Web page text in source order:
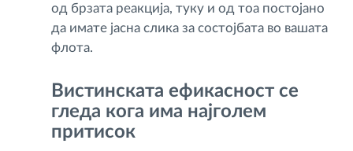
од брзата реакција, туку и од тоа постојано
да имате јасна слика за состојбата во вашата
флота.
Вистинската ефикасност се
гледа кога има најголем
притисок